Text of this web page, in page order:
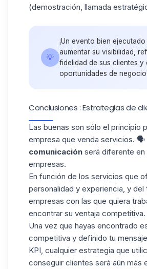
(demostración, llamada
💡
¡Un evento bien
aumentar su visibilidad
,
fidelidad de sus clientes y
oportunidades de
Conclusiones : Estrategias de
Las buenas son sólo el principio
empresa que venda servicios. 🗣️
comunicación será diferente en
empresas.
En función de los servicios que
personalidad y experiencia, y del
empresas con las que quiera
encontrar su ventaja competitiva.
Una vez que hayas encontrado
competitiva y definido tu
KPI , cualquier estrategia que
conseguir clientes será aún más